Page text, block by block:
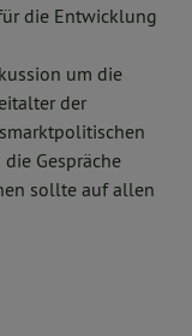
die Entwicklung
um die
der
Gespräche
sollte auf allen